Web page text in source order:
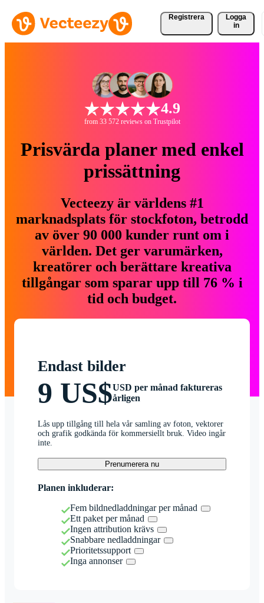
Registrera
Logga
in
4.9
from 33 572 reviews on Trustpilot
Prisvärda planer med enkel
prissättning
Vecteezy är världens #1
marknadsplats för stockfoton, betrodd
av över 90 000 kunder runt om i
världen. Det ger varumärken,
kreatörer och berättare kreativa
tillgångar som sparar upp till 76 % i
tid och budget.
Endast bilder
9 US$USD per månad faktureras
årligen
Lås upp tillgång till hela vår samling av foton, vektorer
och grafik godkända för kommersiellt bruk. Video ingår
inte.
Prenumerera nu
Planen inkluderar:
Fem bildnedladdningar per månad
Ett paket per månad
Ingen attribution krävs
Snabbare nedladdningar
Prioritetssupport
Inga annonser